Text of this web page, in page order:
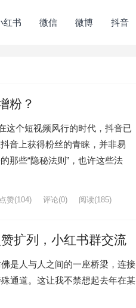
红书 微信 微博 抖音
粉？
这个短视频风行的时代，抖音已
音上获得粉丝的青睐，并非易
那些“隐秘法则”，也许这些法
点赞(104) 评论(0) 阅读(185)
扩列，小红书群交流
是人与人之间的一座桥梁，连接
通道。这让我不禁想起去年在某